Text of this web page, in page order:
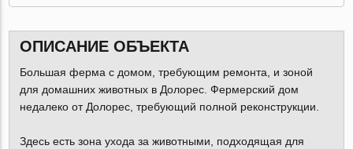
ОПИСАНИЕ ОБЪЕКТА
Большая ферма с домом, требующим ремонта, и зоной
для домашних животных в Долорес. Фермерский дом
недалеко от Долорес, требующий полной реконструкции.
Здесь есть зона ухода за животными, подходящая для